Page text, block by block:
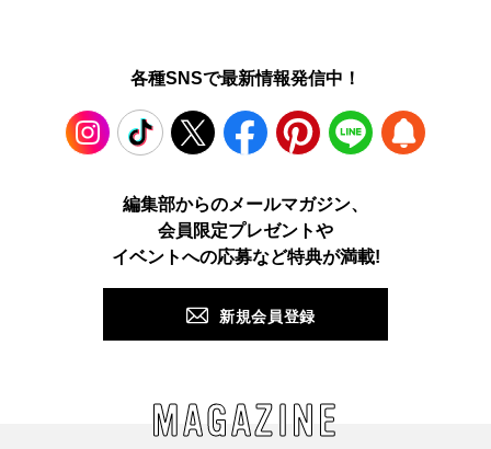
各種SNSで最新情報発信中！
TikTok X Facebook Pinterest LINE
編集部からのメールマガジン、
会員限定プレゼントや
イベントへの応募など特典が満載!
新規会員登録
MAGAZINE